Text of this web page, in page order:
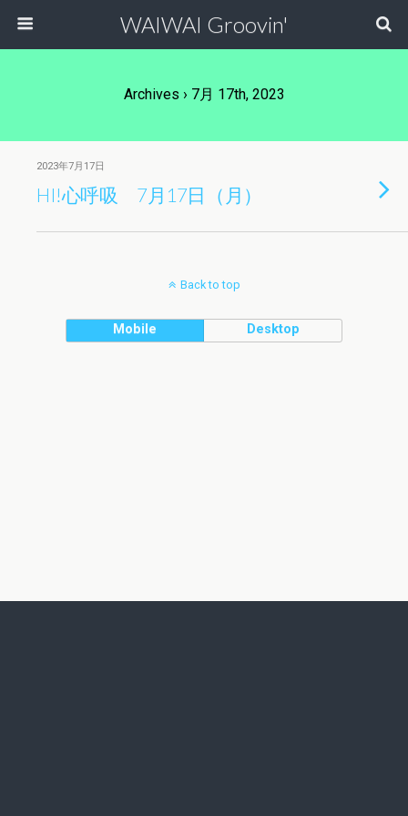
WAIWAI Groovin'
Archives › 7月 17th, 2023
2023年7月17日
HI!心呼吸 7月17日（月）
Back to top
Mobile Desktop